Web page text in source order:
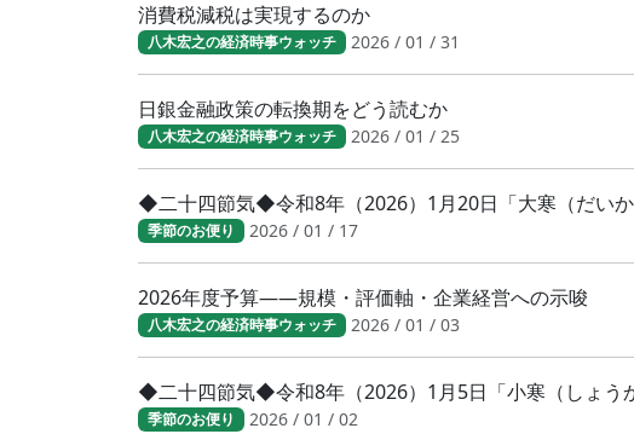
消費税減税は実現するのか
八木宏之の経済時事ウォッチ 2026 / 01 / 31
日銀金融政策の転換期をどう読むか
八木宏之の経済時事ウォッチ 2026 / 01 / 25
◆二十四節気◆令和8年（2026）1月20日「大寒（だい
季節のお便り 2026 / 01 / 17
2026年度予算――規模・評価軸・企業経営への示唆
八木宏之の経済時事ウォッチ 2026 / 01 / 03
◆二十四節気◆令和8年（2026）1月5日「小寒（しょう
季節のお便り 2026 / 01 / 02